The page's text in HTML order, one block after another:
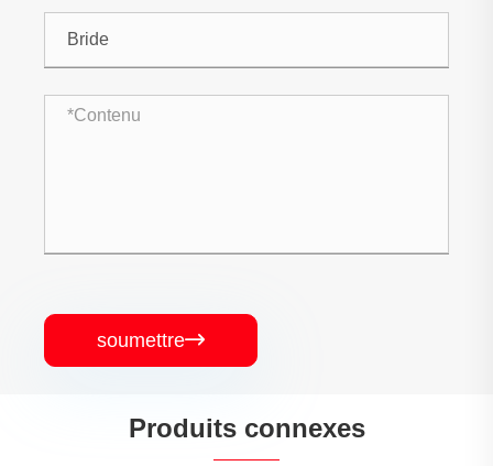
soumettre
Produits connexes